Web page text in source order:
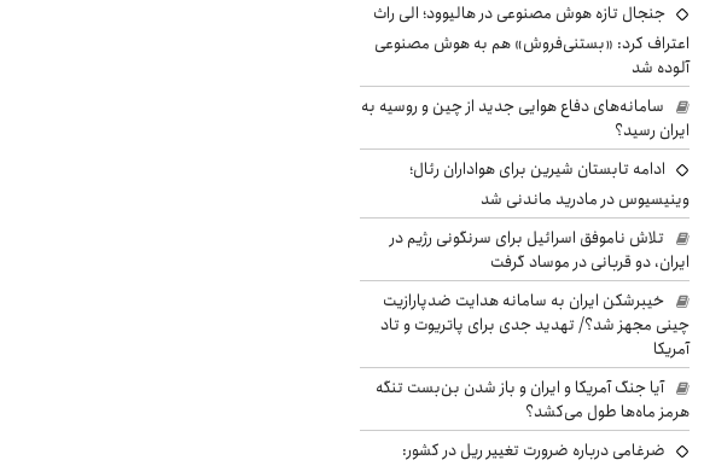
جنجال تازه هوش مصنوعی در هالیوود؛ الی راث
اعتراف کرد: «بستنی‌فروش» هم به هوش مصنوعی
آلوده شد
سامانه‌های دفاع هوایی جدید از چین و روسیه به
ایران رسید؟
ادامه تابستان شیرین برای هواداران رئال؛
وینیسیوس در مادرید ماندنی شد
تلاش ناموفق اسرائیل برای سرنگونی رژیم در
ایران، دو قربانی در موساد گرفت
خیبرشکن ایران به سامانه هدایت ضدپارازیت
چینی مجهز شد؟/ تهدید جدی برای پاتریوت و تاد
آمریکا
آیا جنگ آمریکا و ایران و باز شدن بن‌بست تنگه
هرمز ماه‌ها طول می‌کشد؟
ضرغامی درباره ضرورت تغییر ریل در کشور: